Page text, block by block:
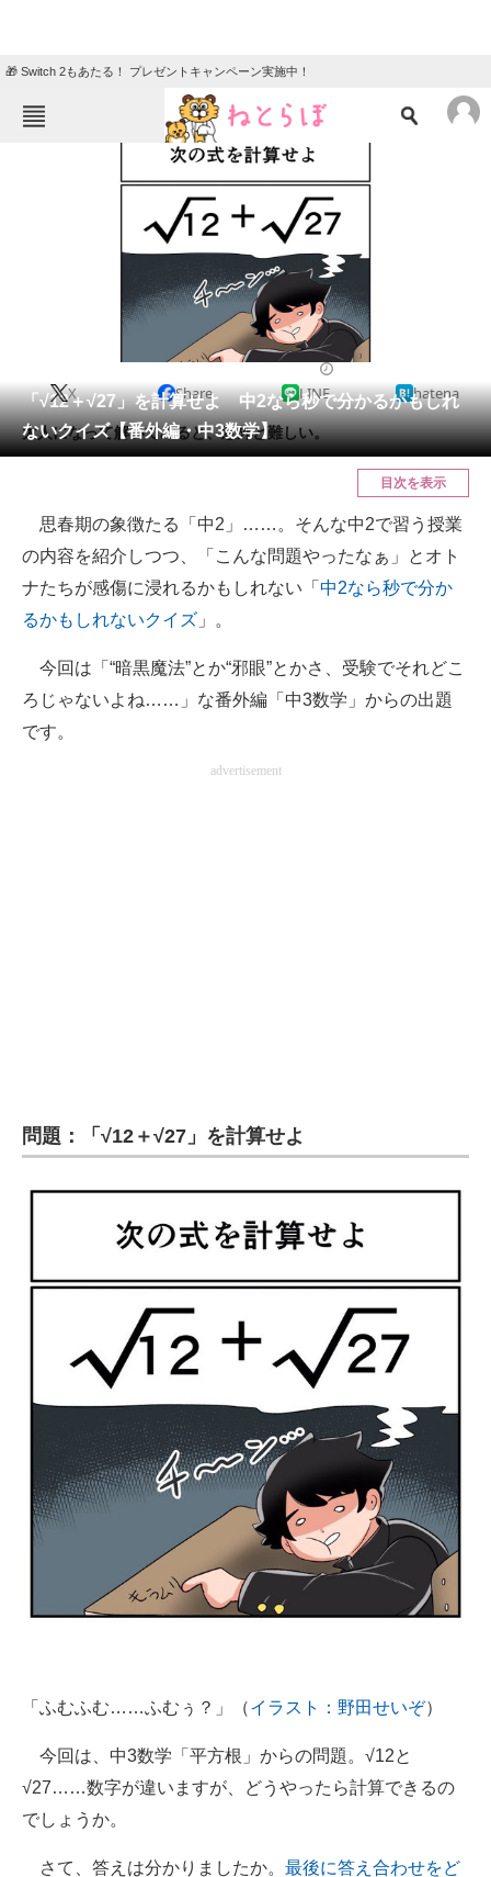
🎁 Switch 2もあたる！ プレゼントキャンペーン実施中！
ニュース
クイズ
地域
教育・育児
リサーチ
会員記事
メディア
ITの今と未来を見通す
スマホと通信の最新トレンド
進化するPCとデバイスの未来
好きが集まる 比べて選べる
モノづくり技術者専門サイト
電子設計の基本と応用
エネルギーの専門メディア
建設×テクノロジーの最前線
ちょっと気になるネットの話題
「√12＋√27」を計算せよ 中2なら秒で分かるかもしれ
ないクイズ【番外編・中3数学】
X Share LINE hatena
大人になって解いてみると、意外と難しい。
目次を表示
思春期の象徴たる「中2」……。そんな中2で習う授業
の内容を紹介しつつ、「こんな問題やったなぁ」とオト
ナたちが感傷に浸れるかもしれない「 中2なら秒で分か
るかもしれないクイズ 」。
今回は「“暗黒魔法”とか“邪眼”とかさ、受験でそれどこ
ろじゃないよね……」な番外編「中3数学」からの出題
です。
advertisement
問題：「√12＋√27」を計算せよ
「ふむふむ……ふむぅ？」（イラスト：野田せいぞ）
今回は、中3数学「平方根」からの問題。√12と
√27……数字が違いますが、どうやったら計算できるの
でしょうか。
さて、答えは分かりましたか。 最後に答え合わせをど